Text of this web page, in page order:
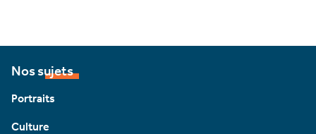
Nos sujets
Portraits
Culture